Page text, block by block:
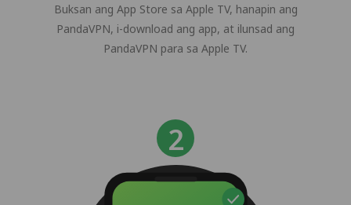
Buksan ang App Store sa Apple TV, hanapin ang
PandaVPN, i-download ang app, at ilunsad ang
PandaVPN para sa Apple TV.